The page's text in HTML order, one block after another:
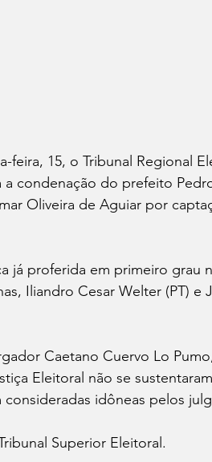
feira, 15, o Tribunal Regional
condenação do prefeito
Oliveira de Aguiar por
já proferida em primeiro grau
Iliandro Cesar Welter (PT)
Caetano Cuervo Lo
Eleitoral não se
idôneas pelos
Superior Eleitoral.